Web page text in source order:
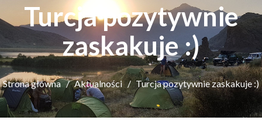
Turcja pozytywnie
zaskakuje :)
Strona główna Aktualności Turcja pozytywnie zaskakuje :)